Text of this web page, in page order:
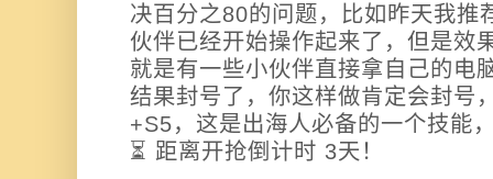
决百分之80的问题，比如昨天我推
伙伴已经开始操作起来了，但是效
就是有一些小伙伴直接拿自己的电
结果封号了，你这样做肯定会封号
+S5，这是出海人必备的一个技能
⏳ 距离开抢倒计时 3天！